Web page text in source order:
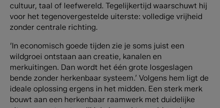
cultuur, taal of leefwereld. Tegelijkertijd waarschuwt hij
voor het tegenovergestelde uiterste: volledige vrijheid
zonder centrale richting.
‘In economisch goede tijden zie je soms juist een
wildgroei ontstaan aan creatie, kanalen en
merkuitingen. Dan wordt het één grote losgeslagen
bende zonder herkenbaar systeem.’ Volgens hem ligt de
ideale oplossing ergens in het midden. Een sterk merk
bouwt aan een herkenbaar raamwerk met duidelijke